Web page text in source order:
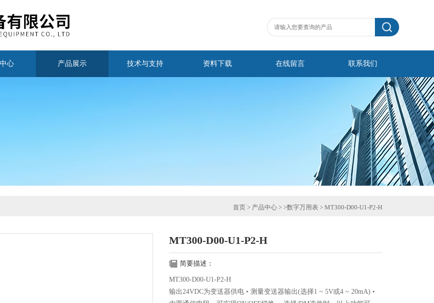
心 产品展示 技术与支持 资料下载 在线留言 联系我们
首页 > 产品中心 > >数字万用表 > MT300-D00-U1-P2-H
MT300-D00-U1-P2-H
简要描述：
MT300-D00-U1-P2-H
输出24VDC为变送器供电 • 测量变送器输出(选择1 ~ 5V或4 ~ 20mA) •